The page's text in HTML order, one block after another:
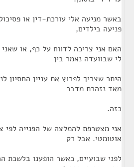
באשר מניעה אלי עורכת-דין או
פניעה בילדים,
האם אני צריכה לדווח על כף, או שאני
לי שבוועדה נאמר בין
היתר שצריך לפרוץ את עניין החסיון
מאד נזהרת מדבר
כזה.
אני מצטרפת להמלצה של הפנייה לפי
אוטומטי. אבל רק
לפני שבועיים, כאשר הופענו בלשכת